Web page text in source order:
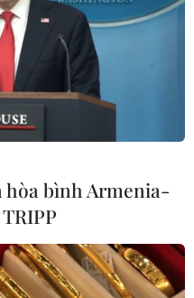
hòa bình Armenia-